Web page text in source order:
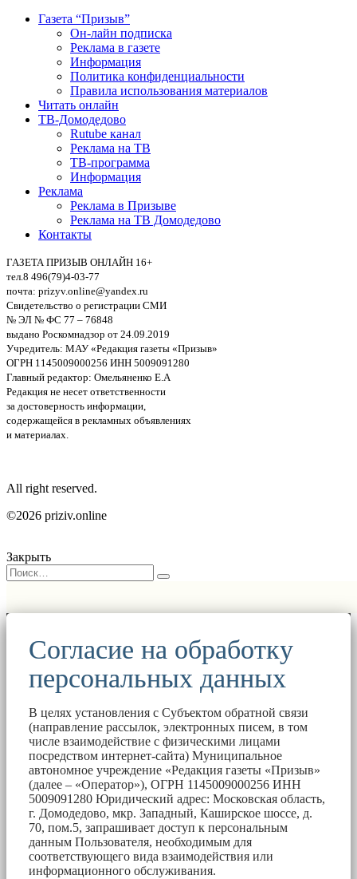
Газета “Призыв”
Он-лайн подписка
Реклама в газете
Информация
Политика конфиденциальности
Правила использования материалов
Читать онлайн
ТВ-Домодедово
Rutube канал
Реклама на ТВ
ТВ-программа
Информация
Реклама
Реклама в Призыве
Реклама на ТВ Домодедово
Контакты
ГАЗЕТА ПРИЗЫВ ОНЛАЙН 16+
тел.8 496(79)4-03-77
почта: prizyv.online@yandex.ru
Свидетельство о регистрации СМИ
№ ЭЛ № ФС 77 – 76848
выдано Роскомнадзор от 24.09.2019
Учредитель: МАУ «Редакция газеты «Призыв»
ОГРН 1145009000256 ИНН 5009091280
Главный редактор: Омельяненко Е.А
Редакция не несет ответственности
за достоверность информации,
содержащейся в рекламных объявлениях
и материалах.
All right reserved.
©2026 priziv.online
Закрыть
Согласие на обработку
персональных данных
В целях установления с Субъектом обратной связи
(направление рассылок, электронных писем, в том
числе взаимодействие с физическими лицами
посредством интернет-сайта) Муниципальное
автономное учреждение «Редакция газеты «Призыв»
(далее – «Оператор»), ОГРН 1145009000256 ИНН
5009091280 Юридический адрес: Московская область,
г. Домодедово, мкр. Западный, Каширское шоссе, д.
70, пом.5, запрашивает доступ к персональным
данным Пользователя, необходимым для
соответствующего вида взаимодействия или
информационного обслуживания.